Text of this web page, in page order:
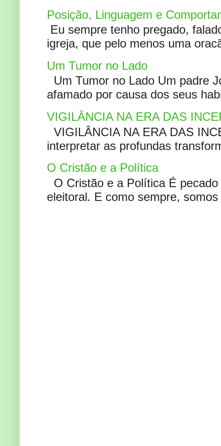
Posição, Linguagem e
Eu sempre tenho pregado,
igreja, que pelo menos uma
Um Tumor no Lado
Um Tumor no Lado Um padre
afamado por causa dos seus
VIGILÂNCIA NA ERA DAS
VIGILÂNCIA NA ERA DAS
interpretar as profundas
O Cristão e a Política
O Cristão e a Política É
eleitoral. E como sempre,